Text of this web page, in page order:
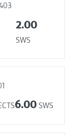
2.00
SWS
6.00 SWS